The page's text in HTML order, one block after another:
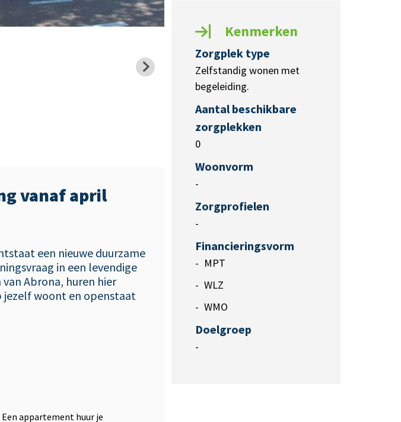
vanaf april
een nieuwe duurzame
in een levendige
Abrona, huren hier
jezelf woont en openstaat
appartement huur je
Kenmerken
Zorgplek type
Zelfstandig wonen met
begeleiding.
Aantal beschikbare
zorgplekken
0
Woonvorm
-
Zorgprofielen
-
Financieringsvorm
MPT
WLZ
WMO
Doelgroep
-